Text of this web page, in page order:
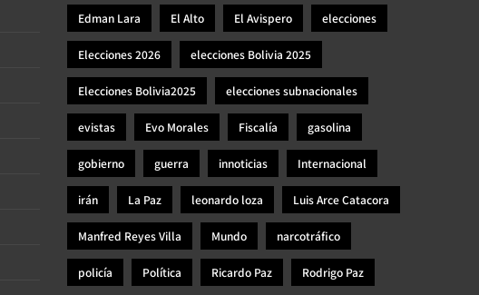
Edman Lara El Alto El Avispero elecciones
Elecciones 2026 elecciones Bolivia 2025
Elecciones Bolivia2025 elecciones subnacionales
evistas Evo Morales Fiscalía gasolina
gobierno guerra innoticias Internacional
irán La Paz leonardo loza Luis Arce Catacora
Manfred Reyes Villa Mundo narcotráfico
policía Política Ricardo Paz Rodrigo Paz